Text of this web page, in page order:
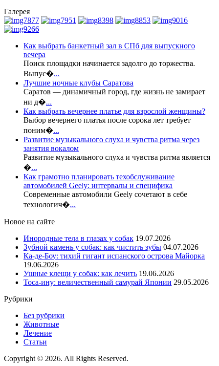
Галерея
Как выбрать банкетный зал в СПб для выпускного
вечера
Поиск площадки начинается задолго до торжества.
Выпус�...
Лучшие ночные клубы Саратова
Саратов — динамичный город, где жизнь не замирает
ни д�...
Как выбрать вечернее платье для взрослой женщины?
Выбор вечернего платья после сорока лет требует
поним�...
Развитие музыкального слуха и чувства ритма через
занятия вокалом
Развитие музыкального слуха и чувства ритма является
�...
Как грамотно планировать техобслуживание
автомобилей Geely: интервалы и специфика
Современные автомобили Geely сочетают в себе
технологич�...
Новое на сайте
Инородные тела в глазах у собак 19.07.2026
Зубной камень у собак: как чистить зубы 04.07.2026
Ка-де-Боу: тихий гигант испанского острова Майорка
19.06.2026
Ушные клещи у собак: как лечить 19.06.2026
Тоса-ину: величественный самурай Японии 29.05.2026
Рубрики
Без рубрики
Животные
Лечение
Статьи
Copyright © 2026. All Rights Reserved.